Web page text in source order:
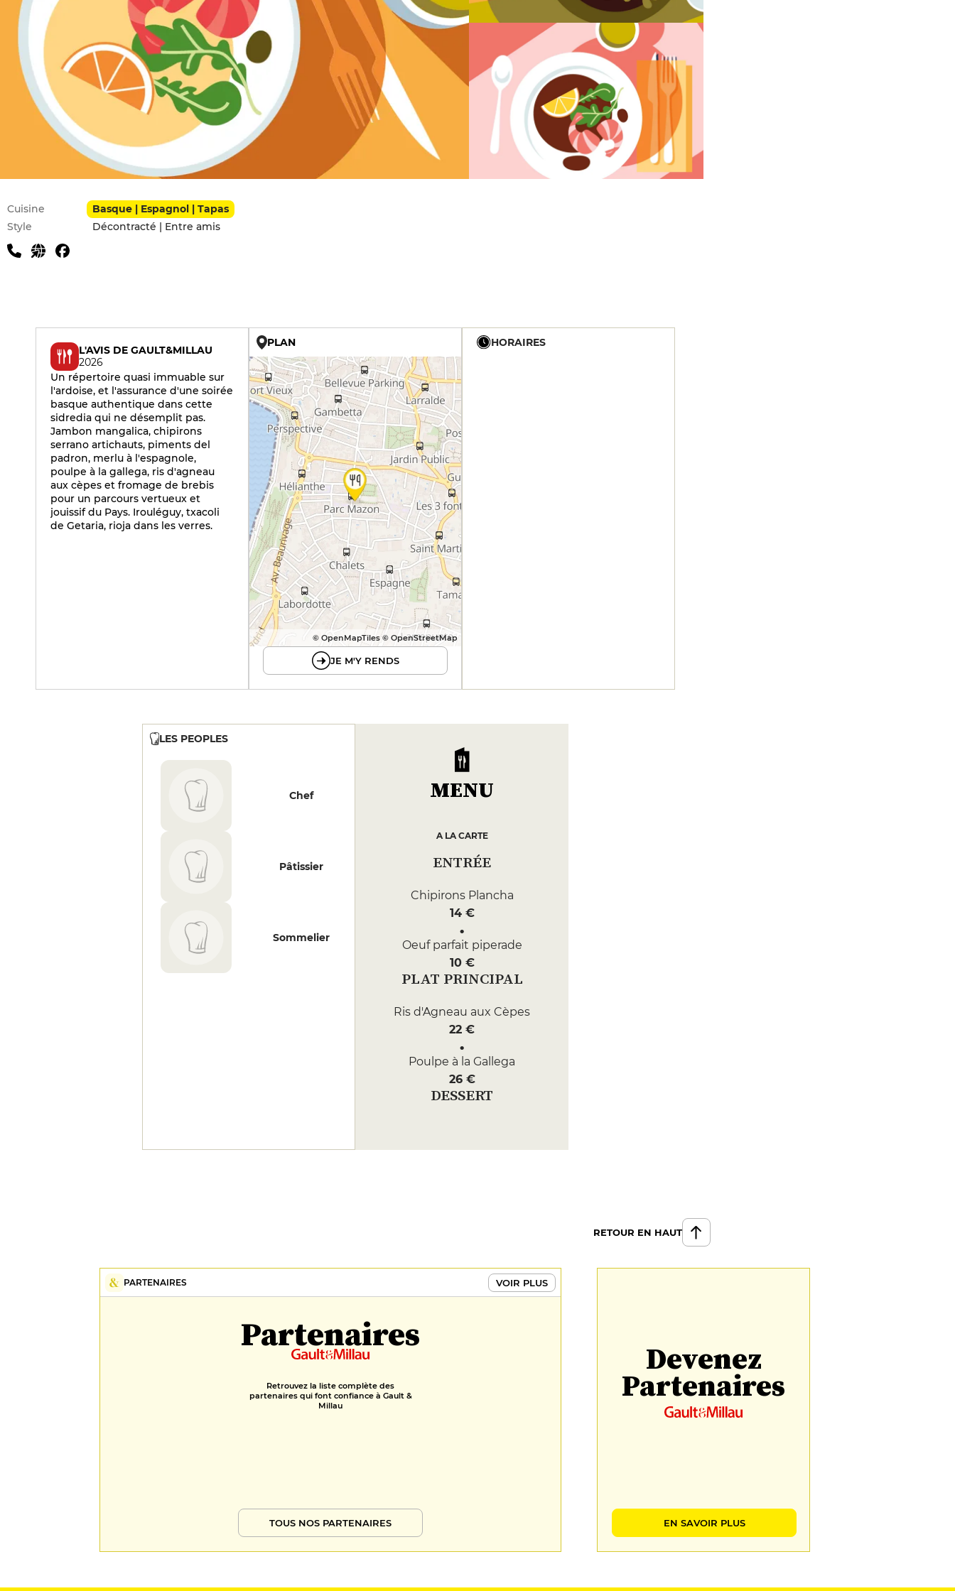
Infos pratiques
Cuisine
Basque | Espagnol | Tapas
Style
Décontracté | Entre amis
L'AVIS DE GAULT&MILLAU
2026
Un répertoire quasi immuable sur
l'ardoise, et l'assurance d'une soirée
basque authentique dans cette
sidredia qui ne désemplit pas.
Jambon mangalica, chipirons
serrano artichauts, piments del
padron, merlu à l'espagnole,
poulpe à la gallega, ris d'agneau
aux cèpes et fromage de brebis
pour un parcours vertueux et
jouissif du Pays. Irouléguy, txacoli
de Getaria, rioja dans les verres.
PLAN
© OpenMapTiles © OpenStreetMap
JE M'Y RENDS
HORAIRES
LES PEOPLES
Chef
Pâtissier
Sommelier
MENU
A LA CARTE
ENTRÉE
Chipirons Plancha
14 €
Oeuf parfait piperade
10 €
PLAT PRINCIPAL
Ris d'Agneau aux Cèpes
22 €
Poulpe à la Gallega
26 €
DESSERT
RETOUR EN HAUT
PARTENAIRES VOIR PLUS
Partenaires
Retrouvez la liste complète des
partenaires qui font confiance à Gault &
Millau
TOUS NOS PARTENAIRES
Devenez
Partenaires
EN SAVOIR PLUS